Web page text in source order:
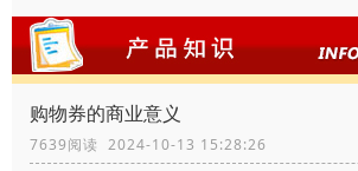
购物券的商业意义
7639阅读 2024-10-13 15:28:26